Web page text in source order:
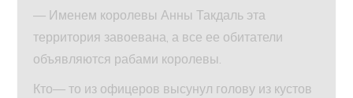
— Именем королевы Анны Такдаль эта
территория завоевана, а все ее обитатели
объявляются рабами королевы.
Кто— то из офицеров высунул голову из кустов